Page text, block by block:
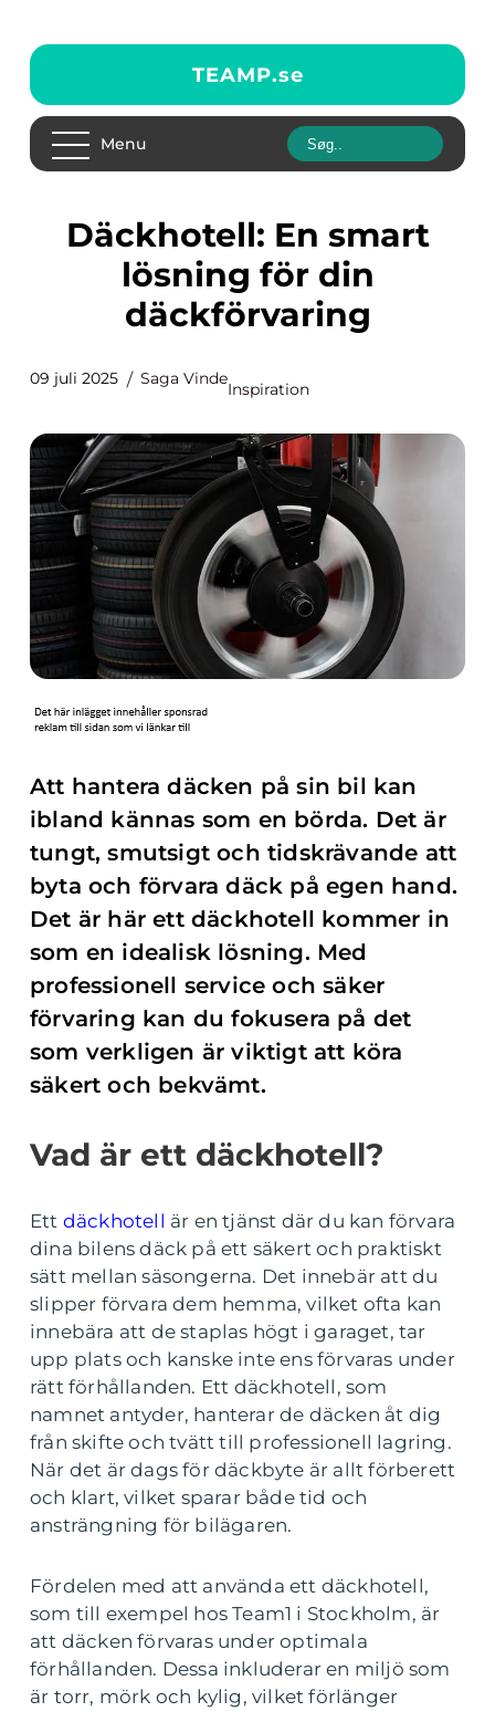
TEAMP.se
Menu
Däckhotell: En smart
lösning för din
däckförvaring
09 juli 2025 Saga Vinde
Inspiration
Att hantera däcken på sin bil kan
ibland kännas som en börda. Det är
tungt, smutsigt och tidskrävande att
byta och förvara däck på egen hand.
Det är här ett däckhotell kommer in
som en idealisk lösning. Med
professionell service och säker
förvaring kan du fokusera på det
som verkligen är viktigt att köra
säkert och bekvämt.
Vad är ett däckhotell?
Ett däckhotell är en tjänst där du kan förvara
dina bilens däck på ett säkert och praktiskt
sätt mellan säsongerna. Det innebär att du
slipper förvara dem hemma, vilket ofta kan
innebära att de staplas högt i garaget, tar
upp plats och kanske inte ens förvaras under
rätt förhållanden. Ett däckhotell, som
namnet antyder, hanterar de däcken åt dig
från skifte och tvätt till professionell lagring.
När det är dags för däckbyte är allt förberett
och klart, vilket sparar både tid och
ansträngning för bilägaren.
Fördelen med att använda ett däckhotell,
som till exempel hos Team1 i Stockholm, är
att däcken förvaras under optimala
förhållanden. Dessa inkluderar en miljö som
är torr, mörk och kylig, vilket förlänger